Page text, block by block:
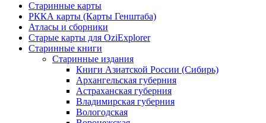
Старинные карты
РККА карты (Карты Генштаба)
Атласы и сборники
Старые карты для OziExplorer
Старинные книги
Старинные издания
Книги Азиатской России (Сибирь)
Архангельская губерния
Астраханская губерния
Владимирская губерния
Вологодская